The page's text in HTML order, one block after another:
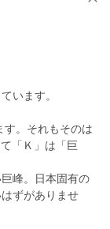
います。
す。それもそのは
「Ｋ」は「巨
峰。日本固有の
ずがありませ